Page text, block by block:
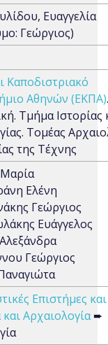
Ευαγγελία
Γεώργιος)
Καποδιστριακό
Αθηνών (ΕΚΠΑ)
Τμήμα Ιστορίας
Τομέας
της Τέχνης
Ελένη
Γεώργιος
Ευάγγελος
Γεώργιος
Επιστήμες
και Αρχαιολογία➨